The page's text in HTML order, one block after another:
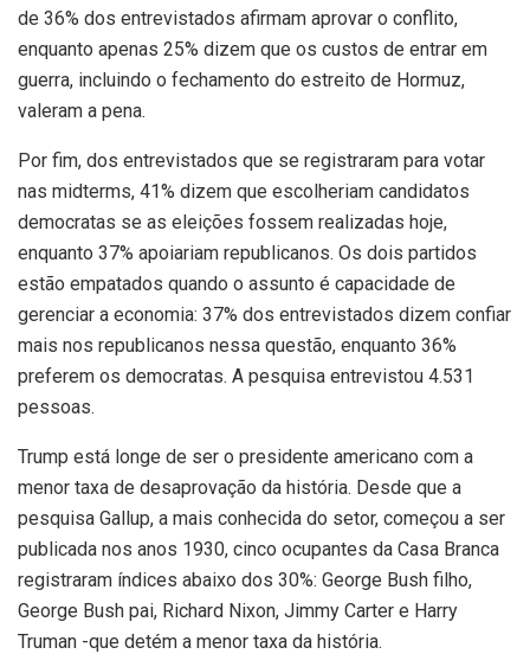
de 36% dos entrevistados afirmam aprovar o conflito,
enquanto apenas 25% dizem que os custos de entrar em
guerra, incluindo o fechamento do estreito de Hormuz,
valeram a pena.
Por fim, dos entrevistados que se registraram para votar
nas midterms, 41% dizem que escolheriam candidatos
democratas se as eleições fossem realizadas hoje,
enquanto 37% apoiariam republicanos. Os dois partidos
estão empatados quando o assunto é capacidade de
gerenciar a economia: 37% dos entrevistados dizem confiar
mais nos republicanos nessa questão, enquanto 36%
preferem os democratas. A pesquisa entrevistou 4.531
pessoas.
Trump está longe de ser o presidente americano com a
menor taxa de desaprovação da história. Desde que a
pesquisa Gallup, a mais conhecida do setor, começou a ser
publicada nos anos 1930, cinco ocupantes da Casa Branca
registraram índices abaixo dos 30%: George Bush filho,
George Bush pai, Richard Nixon, Jimmy Carter e Harry
Truman -que detém a menor taxa da história.